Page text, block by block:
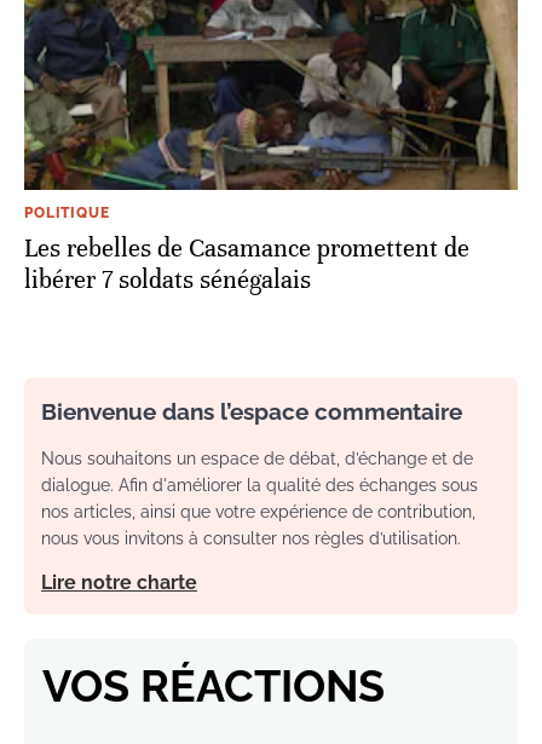
POLITIQUE
Les rebelles de Casamance promettent de
libérer 7 soldats sénégalais
Bienvenue dans l’espace commentaire
Nous souhaitons un espace de débat, d’échange et de
dialogue. Afin d'améliorer la qualité des échanges sous
nos articles, ainsi que votre expérience de contribution,
nous vous invitons à consulter nos règles d’utilisation.
Lire notre charte
VOS RÉACTIONS